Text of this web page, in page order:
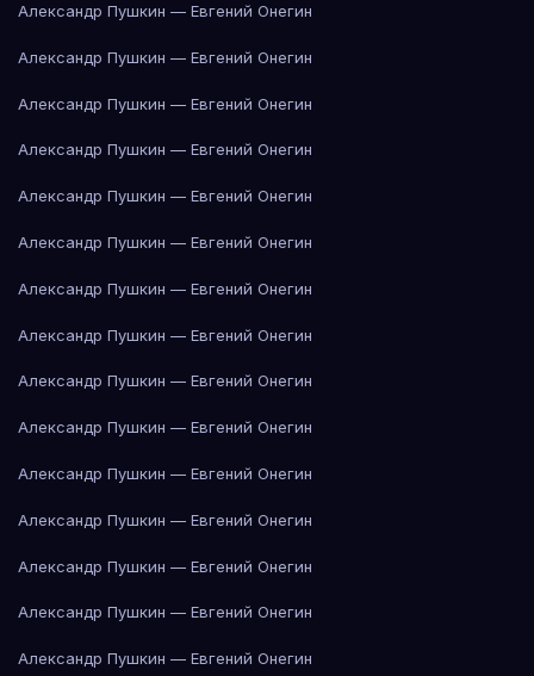
Александр Пушкин — Евгений Онегин
Александр Пушкин — Евгений Онегин
Александр Пушкин — Евгений Онегин
Александр Пушкин — Евгений Онегин
Александр Пушкин — Евгений Онегин
Александр Пушкин — Евгений Онегин
Александр Пушкин — Евгений Онегин
Александр Пушкин — Евгений Онегин
Александр Пушкин — Евгений Онегин
Александр Пушкин — Евгений Онегин
Александр Пушкин — Евгений Онегин
Александр Пушкин — Евгений Онегин
Александр Пушкин — Евгений Онегин
Александр Пушкин — Евгений Онегин
Александр Пушкин — Евгений Онегин